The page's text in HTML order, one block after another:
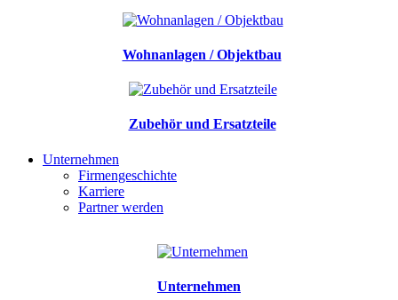
Wohnanlagen / Objektbau
Zubehör und Ersatzteile
Unternehmen
Firmengeschichte
Karriere
Partner werden
Unternehmen